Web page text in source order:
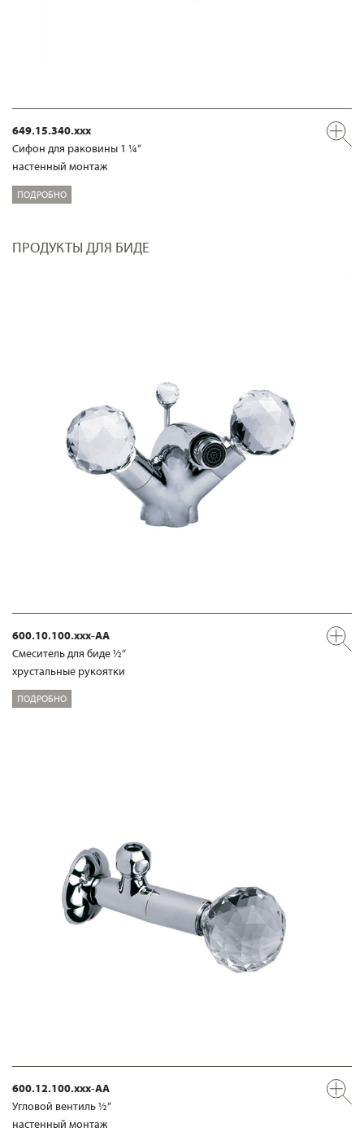
649.15.340.xxx
Сифон для раковины 1 ¼“
настенный монтаж
ПОДРОБНО
ПРОДУКТЫ ДЛЯ БИДЕ
600.10.100.xxx-AA
Смеситель для биде ½“
хрустальные рукоятки
ПОДРОБНО
600.12.100.xxx-AA
Угловой вентиль ½“
настенный монтаж